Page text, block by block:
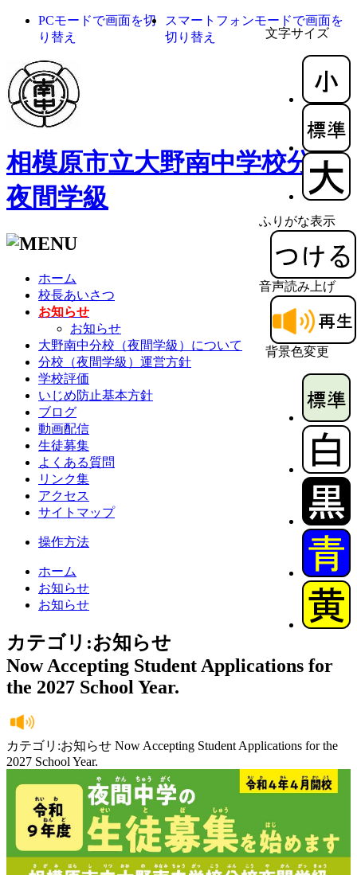
文字サイズ
ふりがな表示
音声読み上げ
背景色変更
PCモードで画面を切
り替え
スマートフォンモードで画面を
切り替え
相模原市立大野南中学校分校
夜間学級
ホーム
校長あいさつ
お知らせ
お知らせ
大野南中分校（夜間学級）について
分校（夜間学級）運営方針
学校評価
いじめ防止基本方針
ブログ
動画配信
生徒募集
よくある質問
リンク集
アクセス
サイトマップ
操作方法
ホーム
お知らせ
お知らせ
カテゴリ:お知らせ
Now Accepting Student Applications for
the 2027 School Year.
カテゴリ:お知らせ Now Accepting Student Applications for the
2027 School Year.